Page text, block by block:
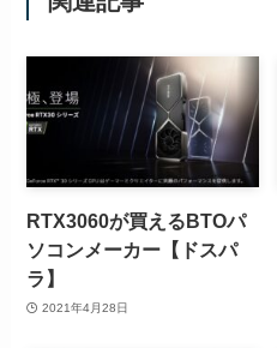
RTX3060が買えるBTOパ
ソコンメーカー【ドスパ
ラ】
2021年4月28日